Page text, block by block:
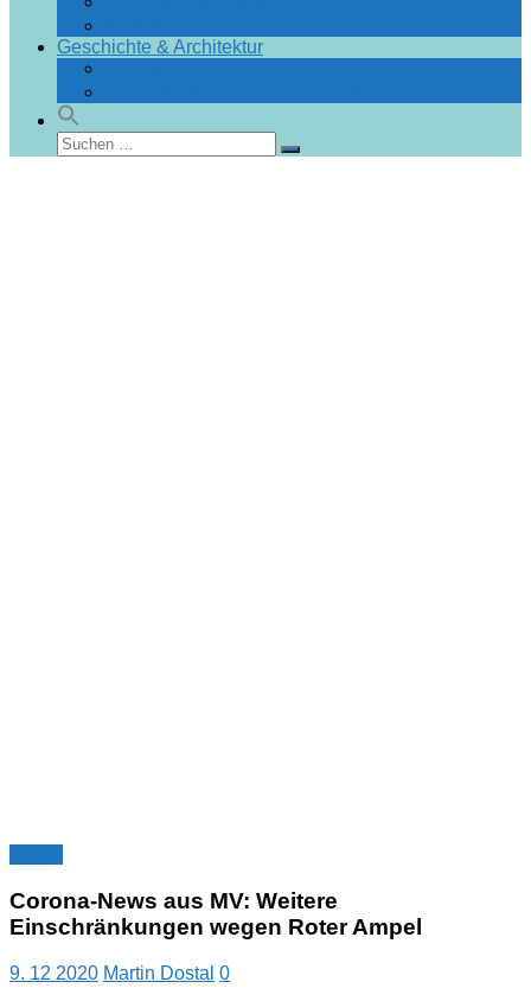
Geschichte & Architektur
Suchen
nach:
Suchen
Corona-News aus MV: Weitere
Einschränkungen wegen Roter Ampel
9. 12 2020 Martin Dostal 0